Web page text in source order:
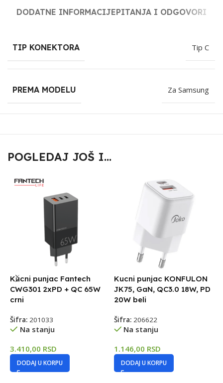
DODATNE INFORMACIJEPITANJA I ODGOVORI
TIP KONEKTORA Tip C
PREMA MODELU Za Samsung
POGLEDAJ JOŠ I...
Kucni punjac Fantech
CWG301 2xPD + QC 65W
crni
Šifra: 201033
Na stanju
3.410,00 RSD
DODAJ U KORPU
Kucni punjac KONFULON
JK75, GaN, QC3.0 18W, PD
20W beli
Šifra: 206622
Na stanju
1.146,00 RSD
DODAJ U KORPU